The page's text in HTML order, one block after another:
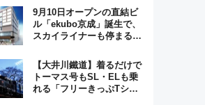
弾」も
9月10日オープンの直結ビ
ル「ekubo京成」誕生で、
スカイライナーも停まる巨
変わる？ 全テナント情報も
公開！
【大井川鐵道】着るだけで
トーマス号もSL・ELも乗
れる「フリーきっぷTシャ